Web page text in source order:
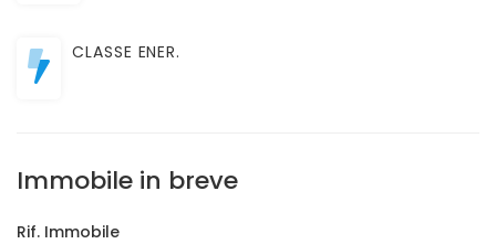
CLASSE ENER.
Immobile in breve
Rif. Immobile